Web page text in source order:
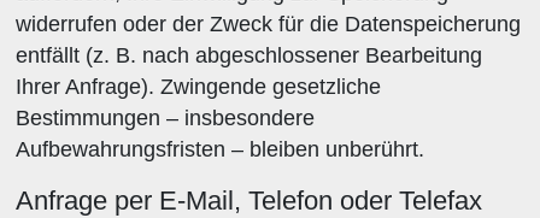
widerrufen oder der Zweck für die Datenspeicherung
entfällt (z. B. nach abgeschlossener Bearbeitung
Ihrer Anfrage). Zwingende gesetzliche
Bestimmungen – insbesondere
Aufbewahrungsfristen – bleiben unberührt.
Anfrage per E-Mail, Telefon oder Telefax